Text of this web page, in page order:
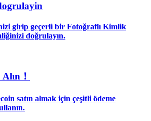
dahil olmak üzere büyük veri analizi.
girip geçerli bir Fotoğraflı Kimlik
doğrulayın.
！
satın almak için çeşitli ödeme